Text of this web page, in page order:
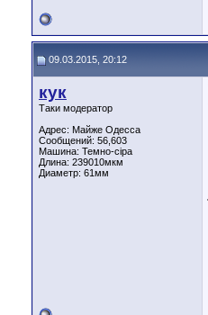
09.03.2015, 20:12
кук
Таки модератор
Адрес: Майже Одесса
Сообщений: 56,603
Машина: Темно-сіра
Длина: 239010мкм
Диаметр: 61мм